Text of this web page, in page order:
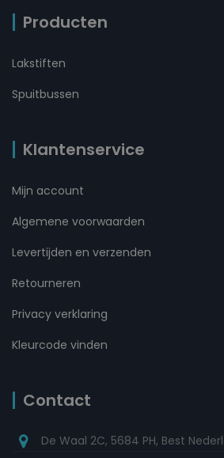
Producten
Lakstiften
Spuitbussen
Klantenservice
Mijn account
Algemene voorwaarden
Levertijden en verzenden
Retourneren
Privacy verklaring
Kleurcode vinden
Contact
De Waal 2C, 5684 PH, Best